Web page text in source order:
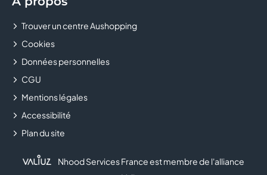
CULTURA
DALERY MAROQUINIER
DELISHOES
Trouver un centre Aushopping
Cookies
Données personnelles
CGU
Mentions légales
Accessibilité
Plan du site
Nhood Services France est membre de l'alliance